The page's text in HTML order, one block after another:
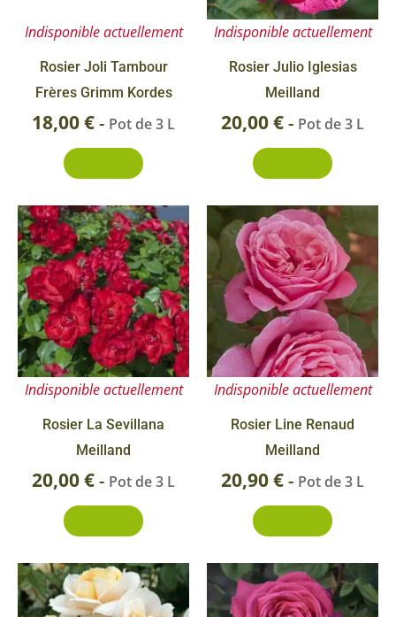
Indisponible actuellement
Rosier Joli Tambour
Frères Grimm Kordes
18,00€- Pot de 3 L
Indisponible actuellement
Rosier Julio Iglesias
Meilland
20,00€- Pot de 3 L
Indisponible actuellement
Rosier La Sevillana
Meilland
20,00€- Pot de 3 L
Indisponible actuellement
Rosier Line Renaud
Meilland
20,90€- Pot de 3 L